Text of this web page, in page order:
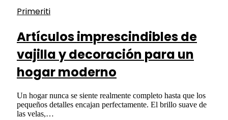
Primeriti
Artículos imprescindibles de
vajilla y decoración para un
hogar moderno
Un hogar nunca se siente realmente completo hasta que los
pequeños detalles encajan perfectamente. El brillo suave de
las velas,…